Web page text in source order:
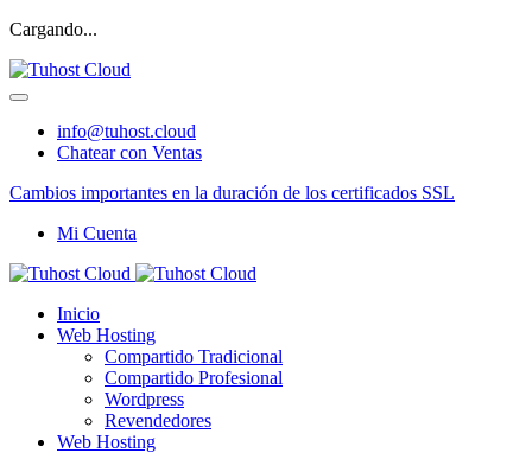
Cargando...
info@tuhost.cloud
Chatear con Ventas
Cambios importantes en la duración de los certificados SSL
Mi Cuenta
Inicio
Web Hosting
Compartido Tradicional
Compartido Profesional
Wordpress
Revendedores
Web Hosting